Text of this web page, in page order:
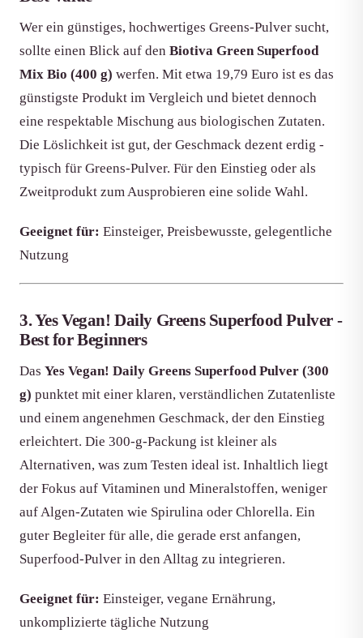
Wer ein günstiges, hochwertiges Greens-Pulver sucht,
sollte einen Blick auf den Biotiva Green Superfood
Mix Bio (400 g) werfen. Mit etwa 19,79 Euro ist es das
günstigste Produkt im Vergleich und bietet dennoch
eine respektable Mischung aus biologischen Zutaten.
Die Löslichkeit ist gut, der Geschmack dezent erdig -
typisch für Greens-Pulver. Für den Einstieg oder als
Zweitprodukt zum Ausprobieren eine solide Wahl.
Geeignet für: Einsteiger, Preisbewusste, gelegentliche
Nutzung
3. Yes Vegan! Daily Greens Superfood Pulver -
Best for Beginners
Das Yes Vegan! Daily Greens Superfood Pulver (300
g) punktet mit einer klaren, verständlichen Zutatenliste
und einem angenehmen Geschmack, der den Einstieg
erleichtert. Die 300-g-Packung ist kleiner als
Alternativen, was zum Testen ideal ist. Inhaltlich liegt
der Fokus auf Vitaminen und Mineralstoffen, weniger
auf Algen-Zutaten wie Spirulina oder Chlorella. Ein
guter Begleiter für alle, die gerade erst anfangen,
Superfood-Pulver in den Alltag zu integrieren.
Geeignet für: Einsteiger, vegane Ernährung,
unkomplizierte tägliche Nutzung